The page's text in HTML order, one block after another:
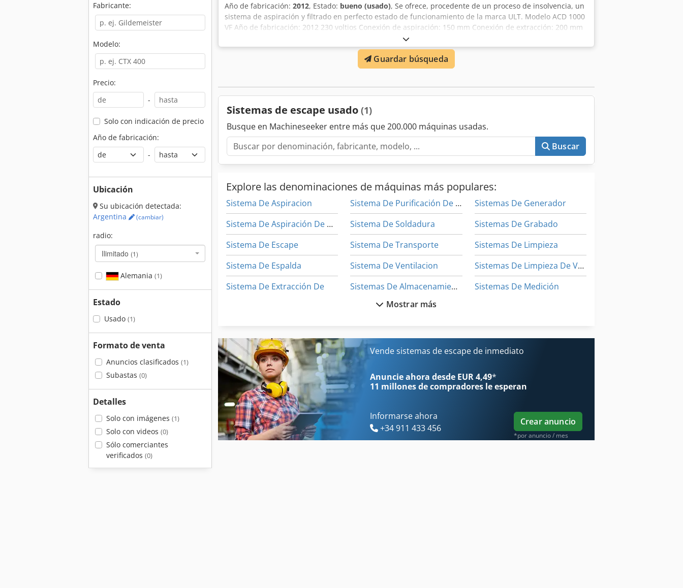
Fabricante:
Modelo:
Precio:
-
Solo con indicación de precio
Año de fabricación:
-
Ubicación
Su ubicación detectada:
Argentina
(cambiar)
radio:
Ilimitado (1)
Alemania (1)
Estado
Usado (1)
Formato de venta
Anuncios clasificados (1)
Subastas (0)
Detalles
Solo con imágenes (1)
Solo con videos (0)
Sólo comerciantes
verificados (0)
Año de fabricación: 2012, Estado: bueno (usado), Se ofrece, procedente de un proceso de insolvencia, un
sistema de aspiración y filtrado en perfecto estado de funcionamiento de la marca ULT. Modelo ACD 1000
VF Año de fabricación: 2012 230 voltios Conexión de aspiración: 150 mm Conexión de extracción: 200 mm
Csdpfx Ajducl Nsblerf Dimensiones (aprox.): 1250 x 680 x 800 mm Peso: 125 kg Caudal nominal: 1000 m³/h
El sistema de aspiración es adecuado para la aspiración y filtración de vapores y olores. Gases y vapores
químicos, secos y no explosivos. Puede utilizarse directamente como sistema de aspiración para
máquinas, así como sistema de aspiración con brazos articulados.
Guardar búsqueda
Sistemas de escape usado (1)
Busque en Machineseeker entre más que 200.000 máquinas usadas.
Buscar
Explore las denominaciones de máquinas más populares:
Sistema De Aspiracion
Sistema De Aspiración De Humos De Soldadura
Sistema De Escape
Sistema De Espalda
Sistema De Extracción De
Sistema De La Ventana
Sistema De Limpieza
Sistema De Purificación De Escape
Sistema De Soldadura
Sistema De Transporte
Sistema De Ventilacion
Sistemas De Almacenamiento
Sistemas De Calefaccion
Sistemas De Extracción De Humos De Soldadura
Sistemas De Generador
Sistemas De Grabado
Sistemas De Limpieza
Sistemas De Limpieza De Vapor
Sistemas De Medición
Mostrar más
Vende sistemas de escape de inmediato
Anuncie ahora desde EUR 4,49*
11 millones de compradores le esperan
Informarse ahora
+34 911 433 456
Crear anuncio
*por anuncio / mes